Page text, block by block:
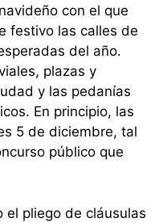
con el que
festivo las calles de
del año.
plazas y
y las pedanías
En principio, las
5 de diciembre, tal
público que
el pliego de cláusulas